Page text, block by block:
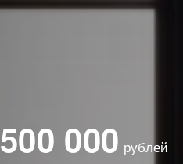
500 000 рублей